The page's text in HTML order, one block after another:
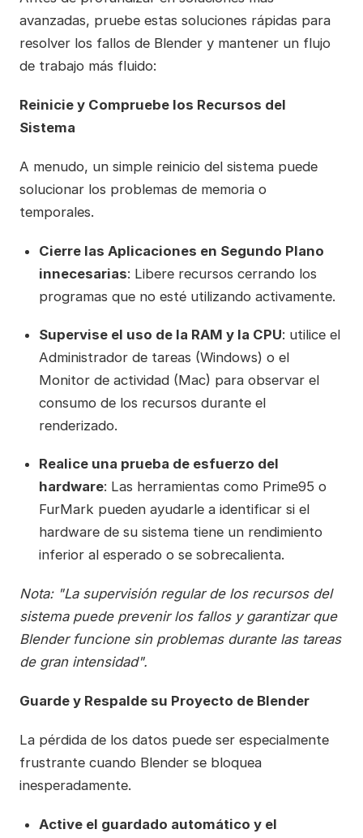
avanzadas, pruebe estas soluciones rápidas para
resolver los fallos de Blender y mantener un flujo
de trabajo más fluido:
Reinicie y Compruebe los Recursos del
Sistema
A menudo, un simple reinicio del sistema puede
solucionar los problemas de memoria o
temporales.
Cierre las Aplicaciones en Segundo Plano
innecesarias: Libere recursos cerrando los
programas que no esté utilizando activamente.
Supervise el uso de la RAM y la CPU: utilice el
Administrador de tareas (Windows) o el
Monitor de actividad (Mac) para observar el
consumo de los recursos durante el
renderizado.
Realice una prueba de esfuerzo del
hardware: Las herramientas como Prime95 o
FurMark pueden ayudarle a identificar si el
hardware de su sistema tiene un rendimiento
inferior al esperado o se sobrecalienta.
Nota: "La supervisión regular de los recursos del
sistema puede prevenir los fallos y garantizar que
Blender funcione sin problemas durante las tareas
de gran intensidad".
Guarde y Respalde su Proyecto de Blender
La pérdida de los datos puede ser especialmente
frustrante cuando Blender se bloquea
inesperadamente.
Active el guardado automático y el